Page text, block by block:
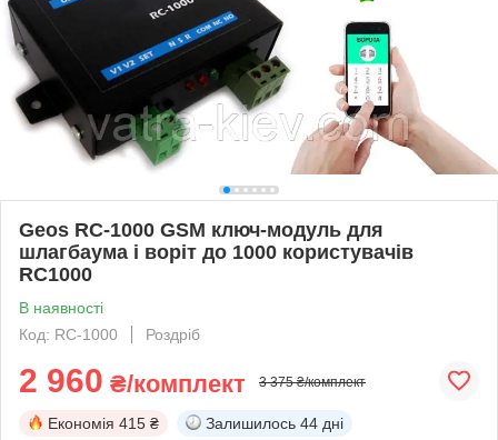
Geos RC-1000 GSM ключ-модуль для
шлагбаума і воріт до 1000 користувачів
RC1000
В наявності
Код: RC-1000
Роздріб
2 960 ₴/комплект 3 375 ₴/комплект
Економія 415 ₴ Залишилось 44 дні